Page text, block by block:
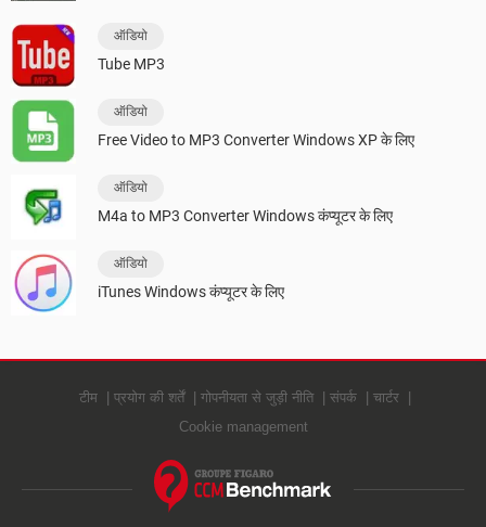
ऑडियो
Tube MP3
ऑडियो
Free Video to MP3 Converter Windows XP के लिए
ऑडियो
M4a to MP3 Converter Windows कंप्यूटर के लिए
ऑडियो
iTunes Windows कंप्यूटर के लिए
टीम प्रयोग की शर्तें गोपनीयता से जुड़ी नीति संपर्क
चार्टर
Cookie management